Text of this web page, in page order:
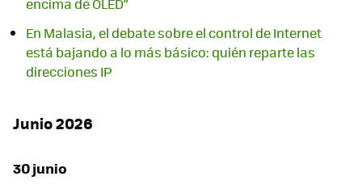
En Malasia, el debate sobre el control de Internet
está bajando a lo más básico: quién reparte las
direcciones IP
Junio 2026
30 junio